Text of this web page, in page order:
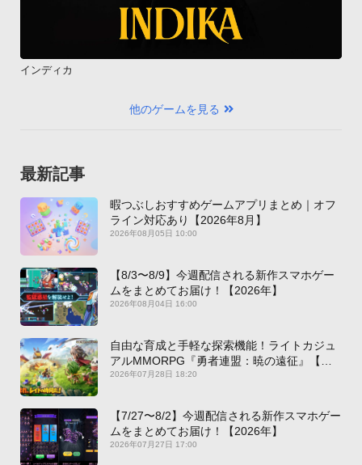
インディカ
他のゲームを見る
最新記事
暇つぶしおすすめゲームアプリまとめ｜オフ
ライン対応あり【2026年8月】
2026年08月05日 10:00
【8/3〜8/9】今週配信される新作スマホゲー
ムをまとめてお届け！【2026年】
2026年08月04日 16:00
自由な育成と手軽な探索機能！ライトカジュ
アルMMORPG『勇者連盟：暁の遠征』【最
新作PICKUP】
2026年07月28日 18:20
【7/27〜8/2】今週配信される新作スマホゲー
ムをまとめてお届け！【2026年】
2026年07月27日 17:00